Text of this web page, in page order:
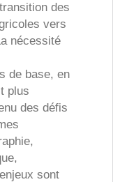
des
vers
nécessité
de base, en
plus
des défis
sont